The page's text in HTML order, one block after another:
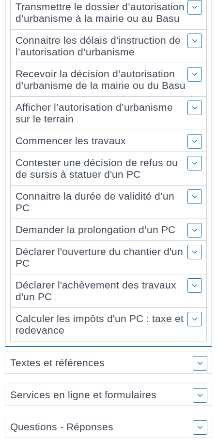
Transmettre le dossier d’autorisation
d’urbanisme à la mairie ou au Basu
Connaitre les délais d'instruction de
l’autorisation d’urbanisme
Recevoir la décision d’autorisation
d’urbanisme de la mairie ou du Basu
Afficher l’autorisation d’urbanisme
sur le terrain
Commencer les travaux
Contester une décision de refus ou
de sursis à statuer d'un PC
Connaitre la durée de validité d’un
PC
Demander la prolongation d’un PC
Déclarer l'ouverture du chantier d'un
PC
Déclarer l'achèvement des travaux
d'un PC
Calculer les impôts d'un PC : taxe et
redevance
Textes et références
Services en ligne et formulaires
Questions - Réponses